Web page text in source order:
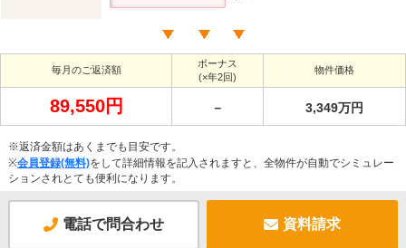
毎月のご返済額
ボーナス
(×年2回)
物件価格
89,550円 － 3,349万円
※返済金額はあくまでも目安です。
※会員登録(無料)をして詳細情報を記入されますと、全物件が自動でシミュレー
ションされとても便利になります。
電話で問合わせ 資料請求